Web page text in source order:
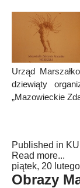
Urząd
dziewiąty
„Mazowieckie
Published in
Read more...
piątek, 20
Obrazy